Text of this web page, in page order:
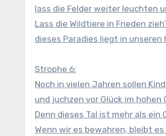
lass die Felder weiter leuchten
Lass die Wildtiere in Frieden
dieses Paradies liegt in
Strophe 6:
Noch in vielen Jahren sollen
und juchzen vor Glück im
Denn dieses Tal ist mehr als
Wenn wir es bewahren, bleibt